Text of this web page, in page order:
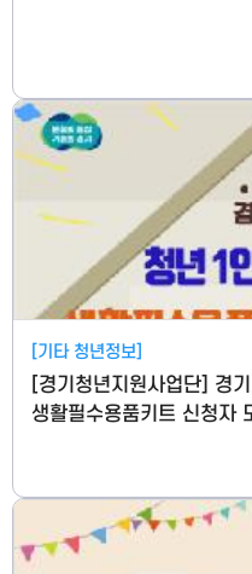
[기타 청년정보]
[경기청년지원사업단] 경
생활필수용품키트 신청자